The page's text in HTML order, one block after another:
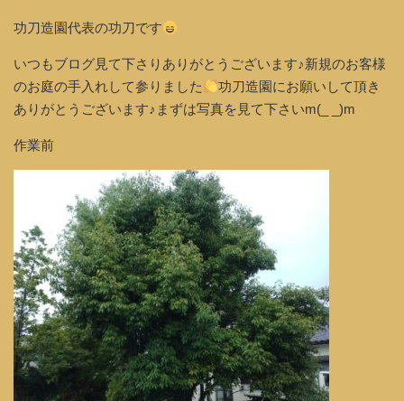
功刀造園代表の功刀です
いつもブログ見て下さりありがとうございます♪新規のお客様
のお庭の手入れして参りました
功刀造園にお願いして頂き
ありがとうございます♪まずは写真を見て下さいm(_ _)m
作業前